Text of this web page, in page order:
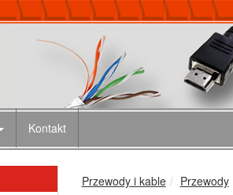
Kontakt
Przewody i kable Przewody